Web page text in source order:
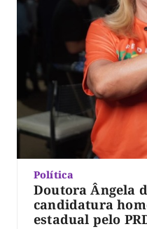
Política
Doutora Ângela
candidatura
estadual pelo